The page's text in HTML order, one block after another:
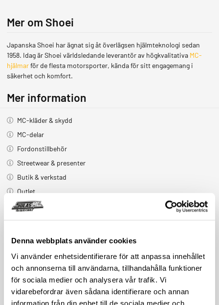
Denna webbplats använder cookies
Vi använder enhetsidentifierare för att anpassa innehållet
och annonserna till användarna, tillhandahålla funktioner
för sociala medier och analysera vår trafik. Vi
vidarebefordrar även sådana identifierare och annan
information från din enhet till de sociala medier och
Mer om Shoei
Japanska Shoei har ägnat sig åt överlägsen hjälmteknologi sedan
1958. Idag är Shoei världsledande leverantör av högkvalitativa MC-
hjälmarför de flesta motorsporter, kända för sitt engagemang i
säkerhet och komfort.
Mer information
MC-kläder & skydd
MC-delar
Fordonstillbehör
Streetwear & presenter
Butik & verkstad
Outlet
Ring oss på018-39 52 80eller skicka ettemail
Relaterade produkter